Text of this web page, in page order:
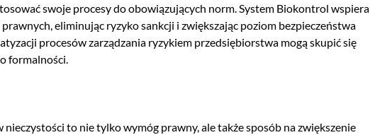
swoje procesy do obowiązujących norm. System Biokontrol wspiera
eliminując ryzyko sankcji i zwiększając poziom bezpieczeństwa
procesów zarządzania ryzykiem przedsiębiorstwa mogą skupić się
formalności.
to nie tylko wymóg prawny, ale także sposób na zwiększenie